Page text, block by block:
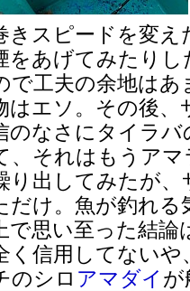
きスピードを変
をあげてみたり
で工夫の余地は
はエソ。その後
のなさにタイラ
、それはもうア
り出してみたが
だけ。魚が釣れ
で思い至った結
く信用してない
のシロ アマダイ が